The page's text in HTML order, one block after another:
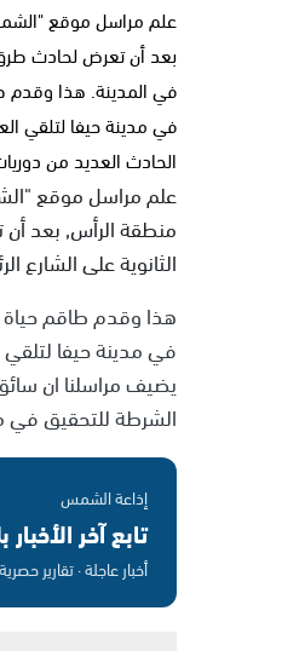
علم مراسل موقع
بعد أن تعرض لحادث
في المدينة. هذا وقدم
في مدينة حيفا لتلقي
الحادث العديد من
علم مراسل موقع
منطقة الرأس, بعد
الثانوية على الشارع
هذا وقدم طاقم حياة
في مدينة حيفا لتلقي
يضيف مراسلنا ان
الشرطة للتحقيق في
إذاعة الشمس
تابع آخر
أخبار عاجلة · تقارير